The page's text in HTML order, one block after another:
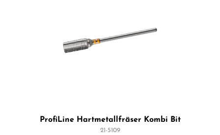
ProfiLine Hartmetallfräser Kombi Bit
21-5109